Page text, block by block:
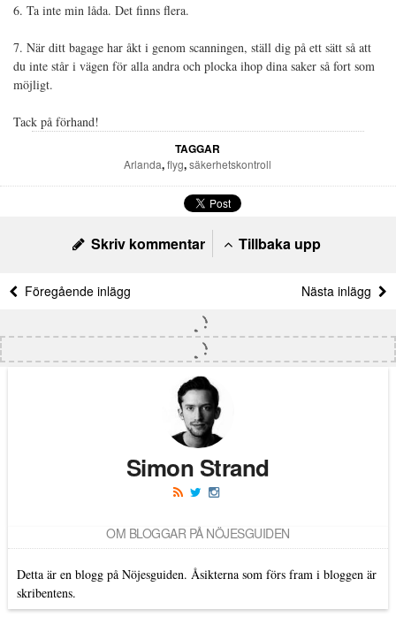
6. Ta inte min låda. Det finns flera.
7. När ditt bagage har åkt i genom scanningen, ställ dig på ett sätt så att
du inte står i vägen för alla andra och plocka ihop dina saker så fort som
möjligt.
Tack på förhand!
TAGGAR
Arlanda,flyg,säkerhetskontroll
Skriv kommentar Tillbaka upp
Föregående inlägg Nästa inlägg
Simon Strand
OM BLOGGAR PÅ NÖJESGUIDEN
Detta är en blogg på Nöjesguiden. Åsikterna som förs fram i bloggen är
skribentens.